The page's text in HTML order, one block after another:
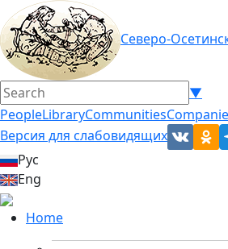
Северо-
▼
PeopleLibraryCommunities
Версия для слабовидящих
Рус
Eng
Home